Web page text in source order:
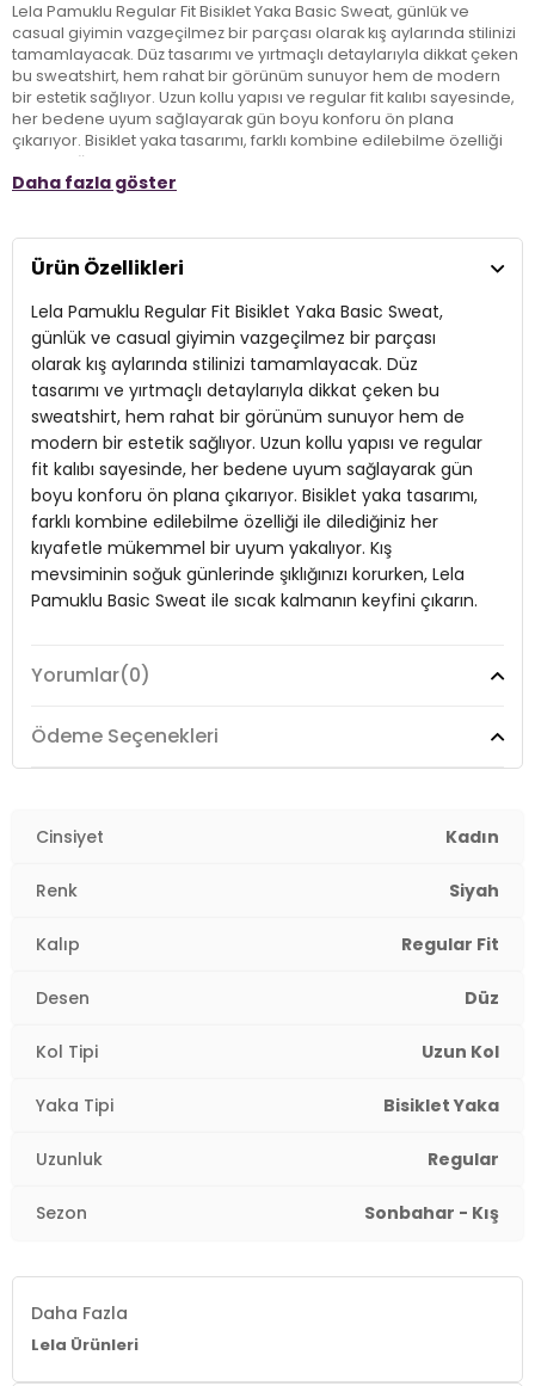
Lela Pamuklu Regular Fit Bisiklet Yaka Basic Sweat, günlük ve
casual giyimin vazgeçilmez bir parçası olarak kış aylarında stilinizi
tamamlayacak. Düz tasarımı ve yırtmaçlı detaylarıyla dikkat çeken
bu sweatshirt, hem rahat bir görünüm sunuyor hem de modern
bir estetik sağlıyor. Uzun kollu yapısı ve regular fit kalıbı sayesinde,
her bedene uyum sağlayarak gün boyu konforu ön plana
çıkarıyor. Bisiklet yaka tasarımı, farklı kombine edilebilme özelliği
ile dilediğiniz her kıyafetle mükemmel bir uyum yakalıyor. Kış
mevsiminin soğuk günlerinde şıklığınızı korurken, Lela Pamuklu
Model:Sweat
Giyim Tarzı:Günlük/Casual
Desen:Düz
Mevsim:Kışlık
Yaka Tipi:Bisiklet Yaka
Kol Tipi: Uzun Kol
Uzunluk:Regular
Kalıp Bilgisi:Regular Fit
Yaş Grubu: Yetişkin
2DK5863569.07
Daha fazla göster
Ürün Özellikleri
Lela Pamuklu Regular Fit Bisiklet Yaka Basic Sweat,
günlük ve casual giyimin vazgeçilmez bir parçası
olarak kış aylarında stilinizi tamamlayacak. Düz
tasarımı ve yırtmaçlı detaylarıyla dikkat çeken bu
sweatshirt, hem rahat bir görünüm sunuyor hem de
modern bir estetik sağlıyor. Uzun kollu yapısı ve regular
fit kalıbı sayesinde, her bedene uyum sağlayarak gün
boyu konforu ön plana çıkarıyor. Bisiklet yaka tasarımı,
farklı kombine edilebilme özelliği ile dilediğiniz her
kıyafetle mükemmel bir uyum yakalıyor. Kış
mevsiminin soğuk günlerinde şıklığınızı korurken, Lela
Pamuklu Basic Sweat ile sıcak kalmanın keyfini çıkarın.
Model:Sweat
Giyim Tarzı:Günlük/Casual
Mevsim:
Yaka Tipi:
Kol Tipi:
Uzunluk:
Kalıp Bilgisi:
Yaş Grubu:
Detaylar:
Yorumlar(0)
Ödeme Seçenekleri
Cinsiyet Kadın
Renk Siyah
Kalıp Regular Fit
Desen Düz
Kol Tipi Uzun Kol
Yaka Tipi Bisiklet Yaka
Uzunluk Regular
Sezon Sonbahar - Kış
Daha Fazla
Lela Ürünleri